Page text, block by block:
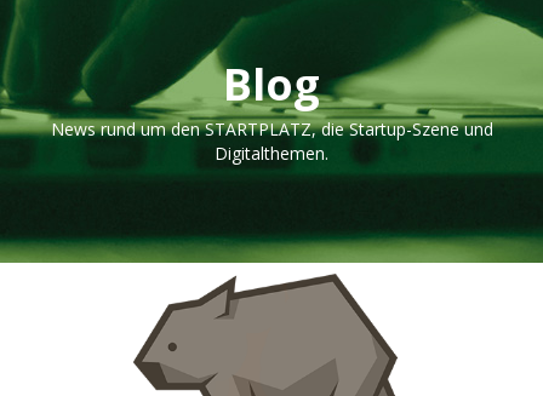
Blog
News rund um den STARTPLATZ, die Startup-Szene und
Digitalthemen.